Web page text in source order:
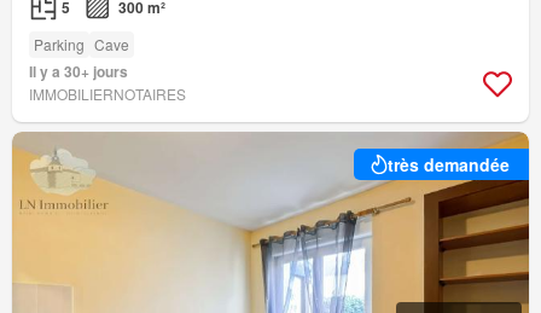
5 300 m²
Parking Cave
Il y a 30+ jours
IMMOBILIERNOTAIRES
très demandée